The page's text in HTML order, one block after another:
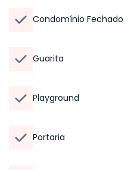
Condomínio Fechado
Guarita
Playground
Portaria